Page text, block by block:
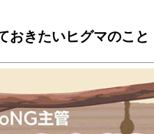
おきたいヒグマのこと